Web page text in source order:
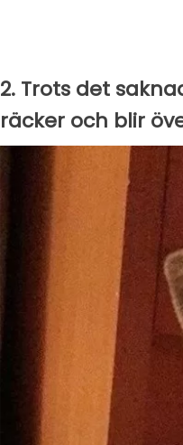
2. Trots det
räcker och blir